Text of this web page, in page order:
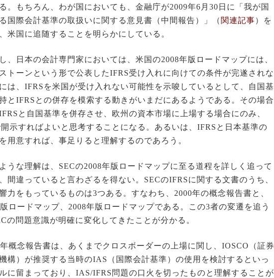
。もちろん、わが国においても、金融庁が2009年6月30日に「我が国
国際会計基準の取扱いに関する意見書（中間報告）」（ 関連記事）を
米国に追随することを明らかにしている。
、日本の会計専門家においては、米国の2008年版ロードマップには、
トーンという形で公表したIFRS受け入れに向けての条件が完遂されな
は、IFRSを米国が受け入れない可能性を示唆しているとして、自国基
とIFRSとの併存を模索する動きがいまだにあるようである。その場合
と自国基準を併存させ、欧州の資本市場に上場する場合にのみ、
示すればよいと思考することになる。あるいは、IFRSと日本基準の
用意すれば、事足りると理解するのであろう。
うな理解は、SECの2008年版ロードマップに至る道程を詳しく追って
間違っていると言わざるを得ない。SECのIFRSに関する文書のうち、
力をもっているものは3つある。すなわち、2000年の概念報告書と、
ロードマップ、2008年版ロードマップである。この3者の変遷を追う
の問題意識が明確に変化してきたことが分かる。
概念報告書は、あくまでクロスボーダーの上場に関し、IOSCO（証券
構）が推奨する当時のIAS（国際会計基準）の使用を検討するといっ
に留まっており、IAS/IFRS問題の口火を切ったものと理解することが